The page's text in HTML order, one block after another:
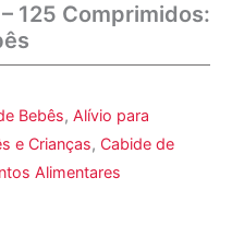
125 Comprimidos:
Bebês, Alívio para
e Crianças, Cabide de
Alimentares